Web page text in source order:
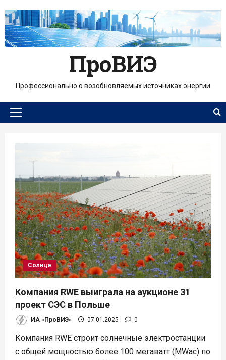
содержимому
ПроВИЭ
Профессионально о возобновляемых источниках энергии
Основное
Солнце
Компания RWE выиграла на аукционе 31
проект СЭС в Польше
ИА «ПроВИЭ» 07.01.2025 0
Компания RWE строит солнечные электростанции
с общей мощностью более 100 мегаватт (MWac) по